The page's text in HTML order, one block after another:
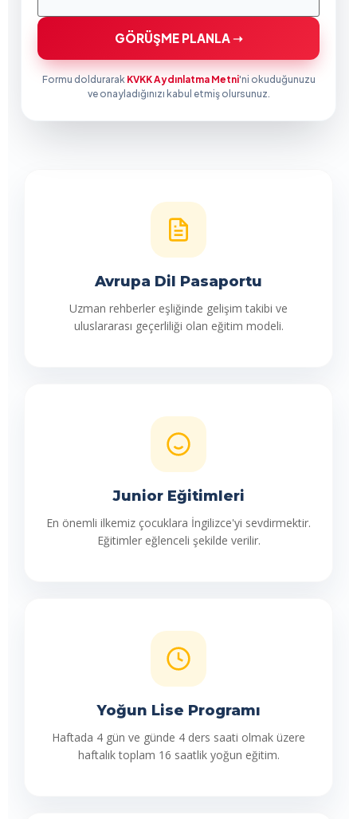
GÖRÜŞME PLANLA ➝
Formu doldurarak KVKK Aydınlatma Metni'ni okuduğunuzu
ve onayladığınızı kabul etmiş olursunuz.
Avrupa Dil Pasaportu
Uzman rehberler eşliğinde gelişim takibi ve
uluslararası geçerliliği olan eğitim modeli.
Junior Eğitimleri
En önemli ilkemiz çocuklara İngilizce'yi sevdirmektir.
Eğitimler eğlenceli şekilde verilir.
Yoğun Lise Programı
Haftada 4 gün ve günde 4 ders saati olmak üzere
haftalık toplam 16 saatlik yoğun eğitim.